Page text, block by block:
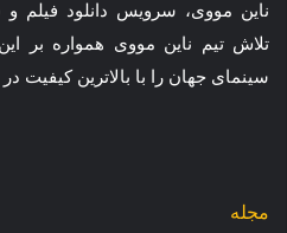
ناین مووی، سرویس دانلود فیلم
تلاش تیم ناین مووی همواره بر
سینمای جهان را با بالاترین کیفیت
مجله